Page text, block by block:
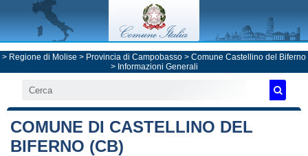
> Regione di Molise > Provincia di Campobasso > Comune Castellino del Biferno
> Informazioni Generali
COMUNE DI CASTELLINO DEL
BIFERNO (CB)